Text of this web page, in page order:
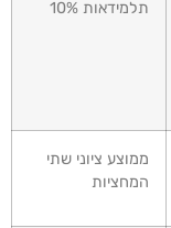
תלמידאות 10%
ממוצע ציוני שתי
המחציות